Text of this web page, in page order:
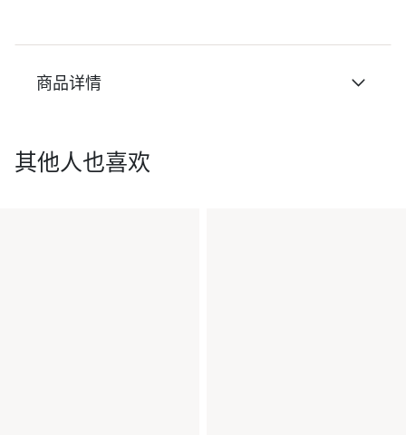
商品详情
其他人也喜欢